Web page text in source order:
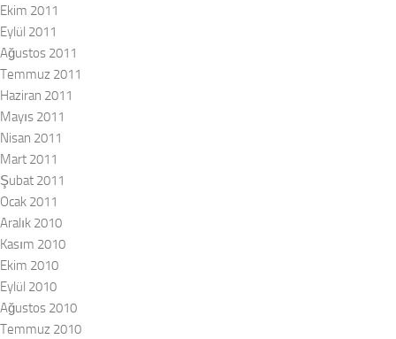
Ekim 2011
Eylül 2011
Ağustos 2011
Temmuz 2011
Haziran 2011
Mayıs 2011
Nisan 2011
Mart 2011
Şubat 2011
Ocak 2011
Aralık 2010
Kasım 2010
Ekim 2010
Eylül 2010
Ağustos 2010
Temmuz 2010